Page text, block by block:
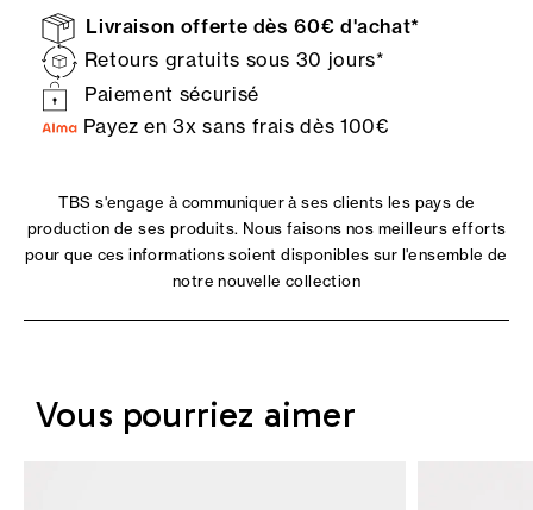
Livraison offerte dès 60€ d'achat*
Retours gratuits sous 30 jours*
Paiement sécurisé
Payez en 3x sans frais dès 100€
TBS s'engage à communiquer à ses clients les pays de
production de ses produits. Nous faisons nos meilleurs efforts
pour que ces informations soient disponibles sur l'ensemble de
notre nouvelle collection
Vous pourriez aimer